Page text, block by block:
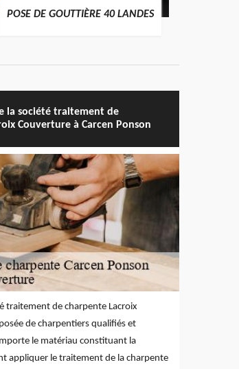
POSE DE GOUTTIÈRE 40 LANDES
la société traitement de
Couverture à Carcen Ponson
traitement de charpente Lacroix
de charpentiers qualifiés et
le matériau constituant la
appliquer le traitement de la charpente